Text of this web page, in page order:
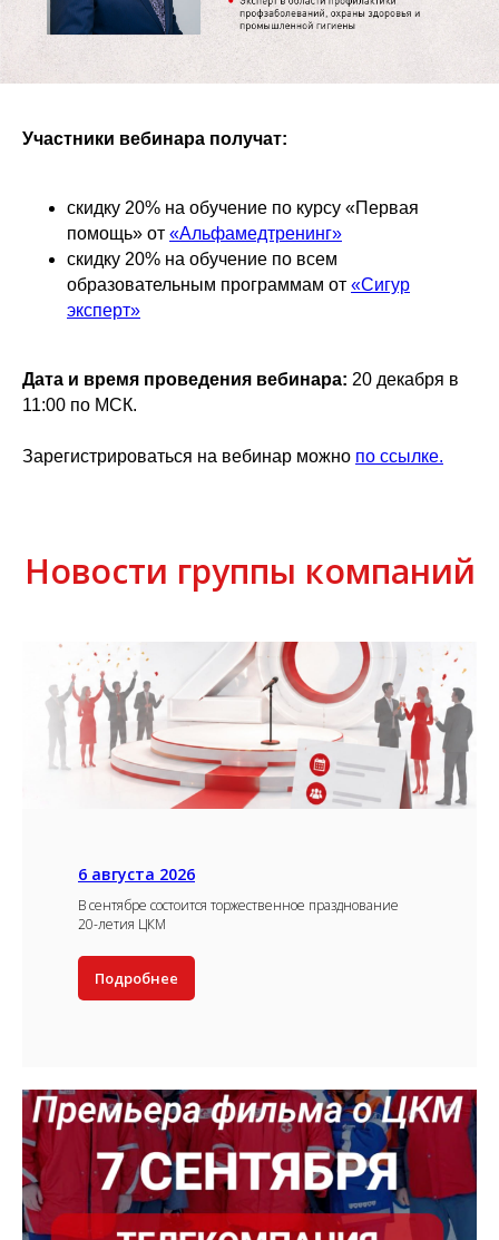
Участники вебинара получат:
скидку 20% на обучение по курсу «Первая
помощь» от «Альфамедтренинг»
скидку 20% на обучение по всем
образовательным программам от «Сигур
эксперт»
Дата и время проведения вебинара: 20 декабря в
11:00 по МСК.
Зарегистрироваться на вебинар можно по ссылке.
Новости группы компаний
6 августа 2026
В сентябре состоится торжественное празднование
20-летия ЦКМ
Подробнее